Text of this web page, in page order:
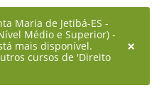
Maria de Jetibá-ES -
Médio e Superior) -
mais disponível.
cursos de 'Direito
×